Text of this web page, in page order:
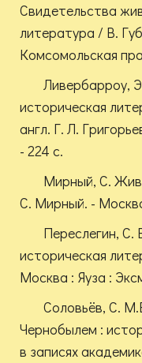
Свидетельства
литература / В.
Комсомольская
Ливербарроу,
историческая
англ. Г. Л.
- 224 с.
Мирный, С.
С. Мирный. -
Переслегин,
историческая
Москва : Яуза :
Соловьёв, С.
Чернобылем :
в записях